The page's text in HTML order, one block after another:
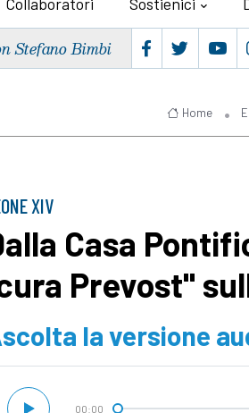
Collaboratori Sostienici
Stefano Bimbi
Home
XIV
Casa
Prevost"
la versione
00:00